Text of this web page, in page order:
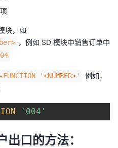
块，如
，例如 SD 模块中销售订单中
FUNCTION '<NUMBER>'
例如，
'004'
口的方法：